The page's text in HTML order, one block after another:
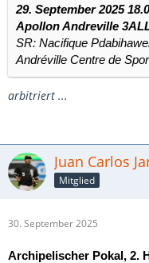
29. September 2025
Apollon Andreville
SR: Nacifique
Andréville Centre de
arbitriert ...
Juan Carlos
Mitglied
30. September 2025
Archipelischer Pokal, 2.